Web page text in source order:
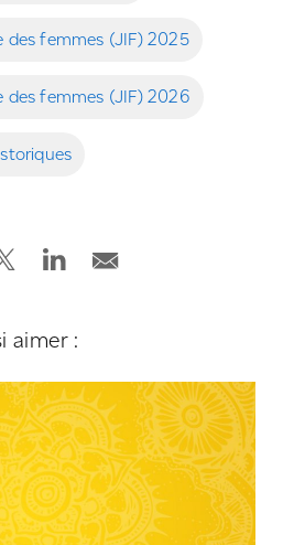
des femmes (JIF) 2025
des femmes (JIF) 2026
aimer :